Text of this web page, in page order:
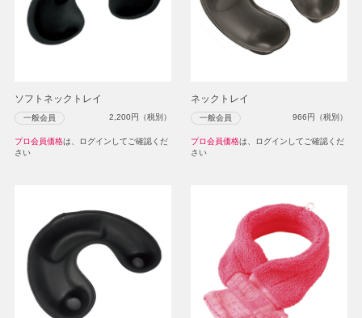
ソフトネックトレイ
一般会員 2,200円（税別）
プロ会員価格は、ログインしてご確認くだ
さい
ネックトレイ
一般会員 966円（税別）
プロ会員価格は、ログインしてご確認くだ
さい